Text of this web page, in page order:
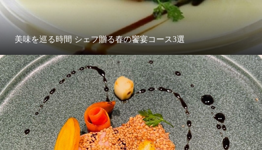
美味を巡る時間 シェフ贈る春の饗宴コース3選